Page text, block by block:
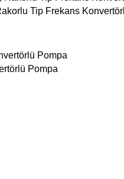
Tip Frekans
Pompa